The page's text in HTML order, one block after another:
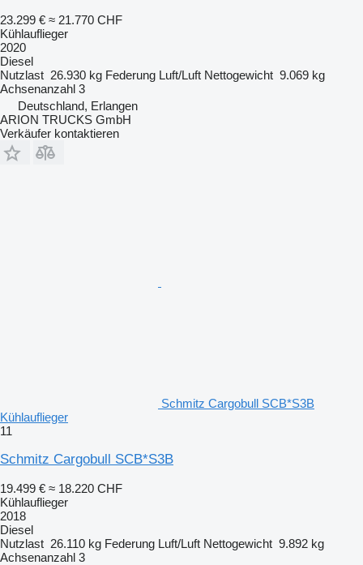
23.299 € ≈ 21.770 CHF
Kühlauflieger
2020
Diesel
Nutzlast 26.930 kg Federung Luft/Luft Nettogewicht 9.069 kg
Achsenanzahl 3
Deutschland, Erlangen
ARION TRUCKS GmbH
Verkäufer kontaktieren
Schmitz Cargobull SCB*S3B
Kühlauflieger
11
Schmitz Cargobull SCB*S3B
19.499 € ≈ 18.220 CHF
Kühlauflieger
2018
Diesel
Nutzlast 26.110 kg Federung Luft/Luft Nettogewicht 9.892 kg
Achsenanzahl 3